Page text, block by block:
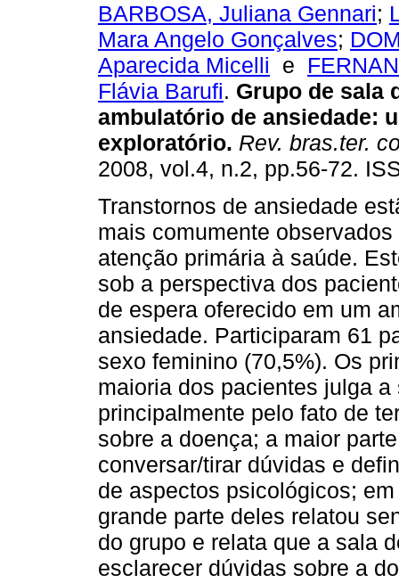
BARBOSA, Juliana Gennari;
Mara Angelo Gonçalves;
Aparecida Micelli e
Flávia Barufi. Grupo de sala
ambulatório de ansiedade:
exploratório. Rev. bras.ter.
2008, vol.4, n.2, pp.56-72.
Transtornos de ansiedade
mais comumente
atenção primária à saúde.
sob a perspectiva dos
de espera oferecido em um
ansiedade. Participaram 61
sexo feminino (70,5%). Os
maioria dos pacientes julga
principalmente pelo fato de
sobre a doença; a maior
conversar/tirar dúvidas e
de aspectos psicológicos;
grande parte deles relatou
do grupo e relata que a sala
esclarecer dúvidas sobre a